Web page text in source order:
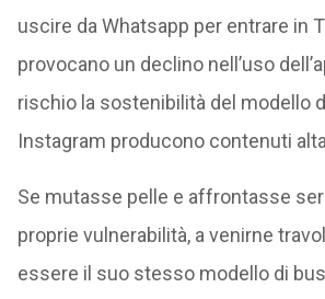
uscire da Whatsapp per entrare in
provocano un declino nell’uso
rischio la sostenibilità del modello
Instagram producono contenuti
Se mutasse pelle e affrontasse
proprie vulnerabilità, a venirne
essere il suo stesso modello di